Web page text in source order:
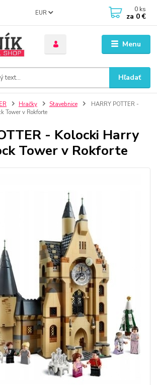
Menu
EUR
Hľadať
0 ks
za 0 €
Hračky Stavebnice
HARRY POTTER -
Tower v Rokforte
- Kolocki Harry
Tower v Rokforte